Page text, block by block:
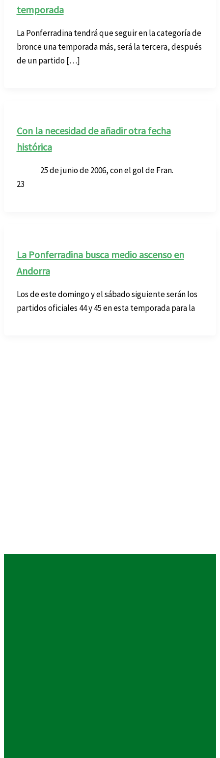
temporada
La Ponferradina tendrá que seguir en la categoría de
bronce una temporada más, será la tercera, después
de un partido […]
Con la necesidad de añadir otra fecha
histórica
25 de junio de 2006, con el gol de Fran.
23
La Ponferradina busca medio ascenso en
Andorra
Los de este domingo y el sábado siguiente serán los
partidos oficiales 44 y 45 en esta temporada para la